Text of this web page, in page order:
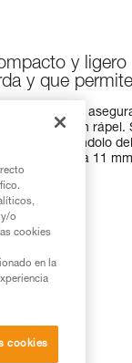
y
y que
VERSO es un
descensos en
protegiéndolo
de 8,5 a 11
o
cookies
en la
cookies